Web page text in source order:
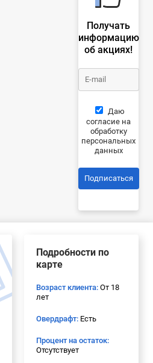
Получать
информацию
об акциях!
Даю
согласие на
обработку
персональных
данных
Подписаться
Подробности по
карте
Возраст клиента: От 18
лет
Овердрафт: Есть
Процент на остаток:
Отсутствует